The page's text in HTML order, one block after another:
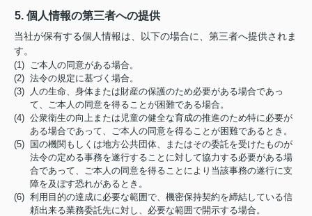
5. 個人情報の第三者への提供
当社が保有する個人情報は、以下の場合に、第三者へ提供されま
す。
(1) ご本人の同意がある場合。
(2) 法令の規定に基づく場合。
(3) 人の生命、身体または財産の保護のため必要がある場合であっ
て、ご本人の同意を得ることが困難である場合。
(4) 公衆衛生の向上または児童の健全な育成の推進のため特に必要が
ある場合であって、ご本人の同意を得ることが困難であるとき。
(5) 国の機関もしくは地方公共団体、またはその委託を受けたものが
法令の定める事務を遂行することに対して協力する必要がある場
合であって、ご本人の同意を得ることにより当該事務の遂行に支
障を及ぼす恐れがあるとき。
(6) 利用目的の達成に必要な範囲で、機密保持契約を締結している信
頼出来る業務委託先に対し、必要な範囲で開示する場合。